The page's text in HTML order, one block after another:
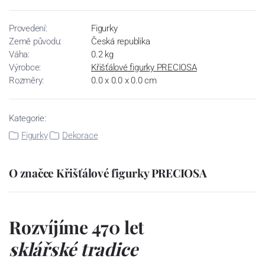
Provedení:
Figurky
Země původu:
Česká republika
Váha:
0.2 kg
Výrobce:
Křišťálové figurky PRECIOSA
Rozměry:
0.0 x 0.0 x 0.0 cm
Kategorie:
Figurky
Dekorace
O značce Křišťálové figurky PRECIOSA
Rozvíjíme 470 let
sklářské tradice